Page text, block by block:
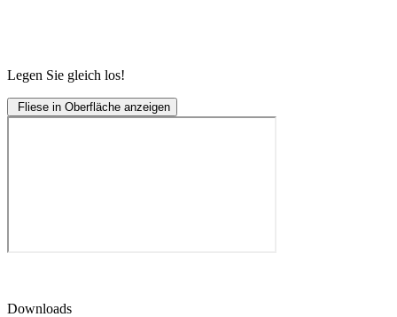
Legen Sie gleich los!
Fliese in Oberfläche anzeigen
Downloads